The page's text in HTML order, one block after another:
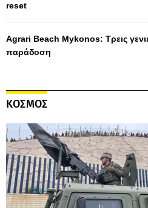
reset
Agrari Beach Mykonos: Τρεις
παράδοση
ΚΟΣΜΟΣ